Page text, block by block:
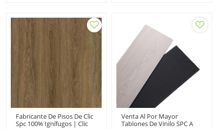
Fabricante De Pisos De Clic
Spc 100% Ignífugos | Clic
Venta Al Por Mayor
Tablones De Vinilo SPC A